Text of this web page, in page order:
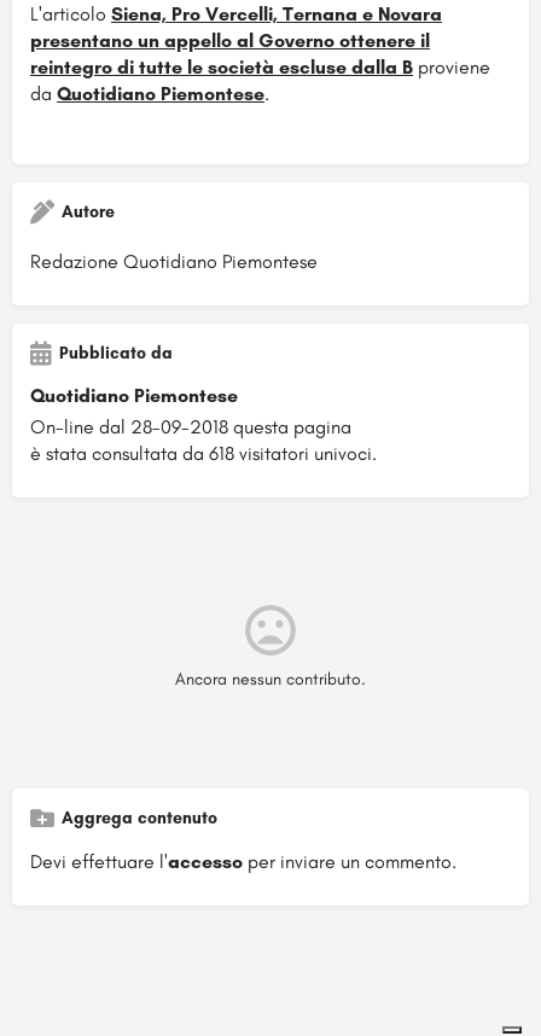
L'articolo Siena, Pro Vercelli, Ternana e Novara
presentano un appello al Governo ottenere il
reintegro di tutte le società escluse dalla B proviene
da Quotidiano Piemontese.
Autore
Redazione Quotidiano Piemontese
Pubblicato da
Quotidiano Piemontese
On-line dal 28-09-2018 questa pagina
è stata consultata da 618 visitatori univoci.
Ancora nessun contributo.
Aggrega contenuto
Devi effettuare l'accesso per inviare un commento.